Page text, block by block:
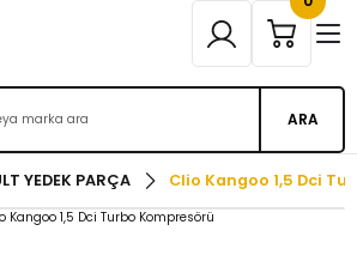
ARA
YEDEK PARÇA Clio Kangoo 1,5 Dci